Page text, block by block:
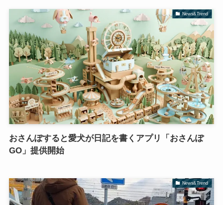
News&Trend
おさんぽすると愛犬が日記を書くアプリ「おさんぽ
GO」提供開始
News&Trend